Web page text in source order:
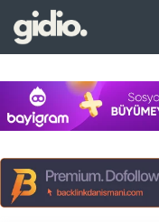
İçeriğe
atla